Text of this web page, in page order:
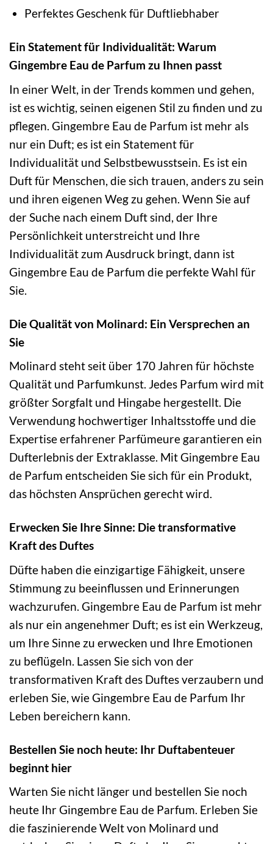
Perfektes Geschenk für Duftliebhaber
Ein Statement für Individualität: Warum
Gingembre Eau de Parfum zu Ihnen passt
In einer Welt, in der Trends kommen und gehen,
ist es wichtig, seinen eigenen Stil zu finden und zu
pflegen. Gingembre Eau de Parfum ist mehr als
nur ein Duft; es ist ein Statement für
Individualität und Selbstbewusstsein. Es ist ein
Duft für Menschen, die sich trauen, anders zu sein
und ihren eigenen Weg zu gehen. Wenn Sie auf
der Suche nach einem Duft sind, der Ihre
Persönlichkeit unterstreicht und Ihre
Individualität zum Ausdruck bringt, dann ist
Gingembre Eau de Parfum die perfekte Wahl für
Sie.
Die Qualität von Molinard: Ein Versprechen an
Sie
Molinard steht seit über 170 Jahren für höchste
Qualität und Parfumkunst. Jedes Parfum wird mit
größter Sorgfalt und Hingabe hergestellt. Die
Verwendung hochwertiger Inhaltsstoffe und die
Expertise erfahrener Parfümeure garantieren ein
Dufterlebnis der Extraklasse. Mit Gingembre Eau
de Parfum entscheiden Sie sich für ein Produkt,
das höchsten Ansprüchen gerecht wird.
Erwecken Sie Ihre Sinne: Die transformative
Kraft des Duftes
Düfte haben die einzigartige Fähigkeit, unsere
Stimmung zu beeinflussen und Erinnerungen
wachzurufen. Gingembre Eau de Parfum ist mehr
als nur ein angenehmer Duft; es ist ein Werkzeug,
um Ihre Sinne zu erwecken und Ihre Emotionen
zu beflügeln. Lassen Sie sich von der
transformativen Kraft des Duftes verzaubern und
erleben Sie, wie Gingembre Eau de Parfum Ihr
Leben bereichern kann.
Bestellen Sie noch heute: Ihr Duftabenteuer
beginnt hier
Warten Sie nicht länger und bestellen Sie noch
heute Ihr Gingembre Eau de Parfum. Erleben Sie
die faszinierende Welt von Molinard und